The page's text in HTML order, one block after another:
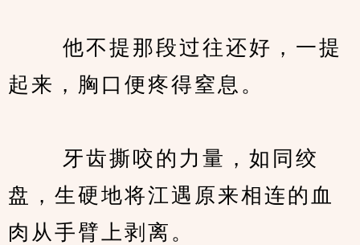
他不提那段过往还好，一提
起来，胸口便疼得窒息。
牙齿撕咬的力量，如同绞
盘，生硬地将江遇原来相连的血
肉从手臂上剥离。